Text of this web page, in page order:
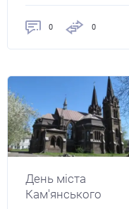
0 0
День міста
Кам'янського